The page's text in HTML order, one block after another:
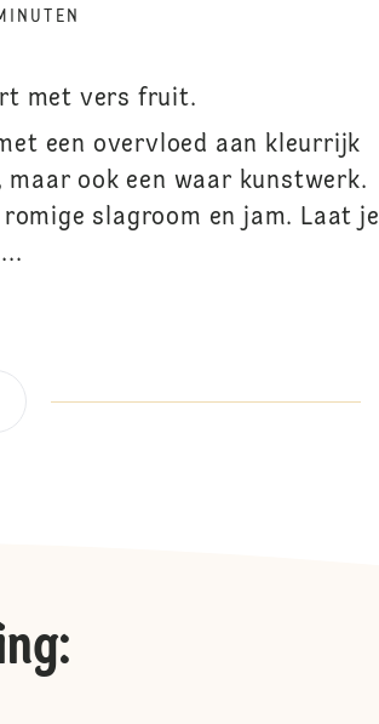
met vers fruit.
een overvloed aan kleurrijk
ook een waar kunstwerk.
slagroom en jam. Laat je
: